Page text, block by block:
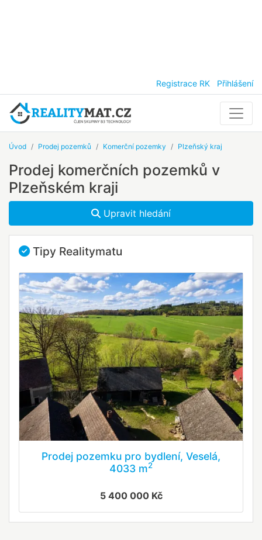
Registrace RK Přihlášení
Úvod Prodej pozemků Komerční pozemky Plzeňský kraj
Prodej komerčních pozemků v
Plzeňském kraji
Upravit hledání
Tipy Realitymatu
Prodej pozemku pro bydlení, Veselá,
4033 m2
5 400 000 Kč